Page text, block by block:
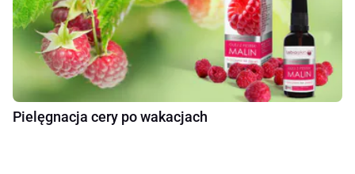
Pielęgnacja cery po wakacjach